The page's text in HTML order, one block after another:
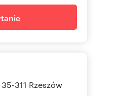
311 Rzeszów